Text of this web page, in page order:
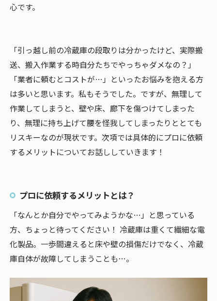
心です。
「引っ越し前の冷蔵庫の段取りは分かったけど、実際搬
送、搬入作業する時自分たちでやっちゃダメなの？」
「業者に頼むとコストが…」といったお悩みを抱える方
は多いと思います。私もそうでした。ですが、無理して
作業してしまうと、壁や床、廊下を傷つけてしまった
り、無理に持ち上げて腰を怪我してしまったりととても
リスキーなのが現状です。次項では具体的にプロに依頼
するメリットについてお話ししていきます！
プロに依頼するメリットとは？
「なんとか自分でやってみようかな…」と思っている
方、ちょっと待ってください！ 冷蔵庫は重くて繊細な電
化製品。一歩間違えると床や壁の損傷だけでなく、冷蔵
庫自体が故障してしまうことも…。